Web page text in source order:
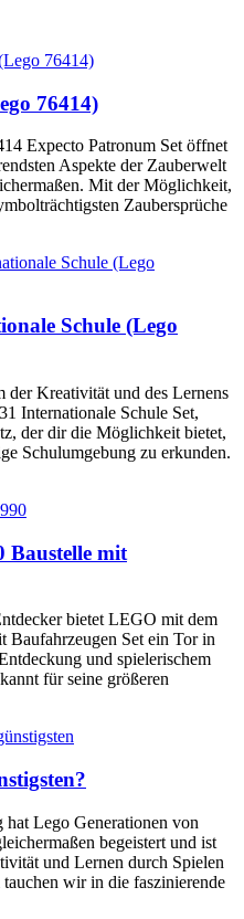
76414)
Expecto Patronum Set öffnet
Aspekte der Zauberwelt
Mit der Möglichkeit,
Zaubersprüche
Schule (Lego
der Kreativität und des Lernens
Internationale Schule Set,
der dir die Möglichkeit bietet,
Schulumgebung zu erkunden.
Baustelle mit
bietet LEGO mit dem
Set ein Tor in
und spielerischem
für seine größeren
Lego Generationen von
begeistert und ist
und Lernen durch Spielen
wir in die faszinierende